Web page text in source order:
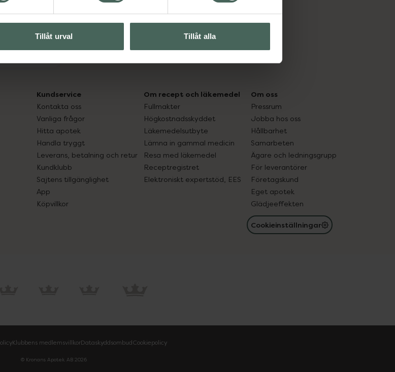
Tillåt urval Tillåt alla
Kundservice
Kontakta oss
Vanliga frågor
Hitta apotek
Handla tryggt
Leverans, betalning och retur
Kundklubb
Sajtens tillgänglighet
App
Köpvillkor
Om recept och läkemedel
Fullmakter
Högkostnadsskyddet
Läkemedelsutbyte
Lämna in gammal medicin
Resa med läkemedel
Receptregistret
Elektroniskt expertstöd, EES
Om oss
Pressrum
Jobba hos oss
Hållbarhet
Samarbeten
Ägare och ledningsgrupp
För leverantörer
Företagskund
Eget apotek
Glädjeeffekten
Cookieinställningar
Klubbens medlemsvillkorDataskyddsombudCookiepolicy
© Kronans Apotek AB 2026